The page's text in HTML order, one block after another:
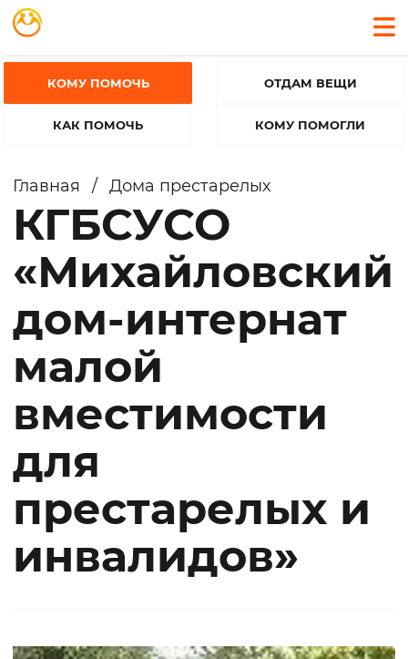
КОМУ ПОМОЧЬ
КАК ПОМОЧЬ
ОТДАМ ВЕЩИ
КОМУ ПОМОГЛИ
Главная / Дома престарелых
КГБСУСО
«Михайловский
дом-интернат
малой
вместимости
для
престарелых и
инвалидов»